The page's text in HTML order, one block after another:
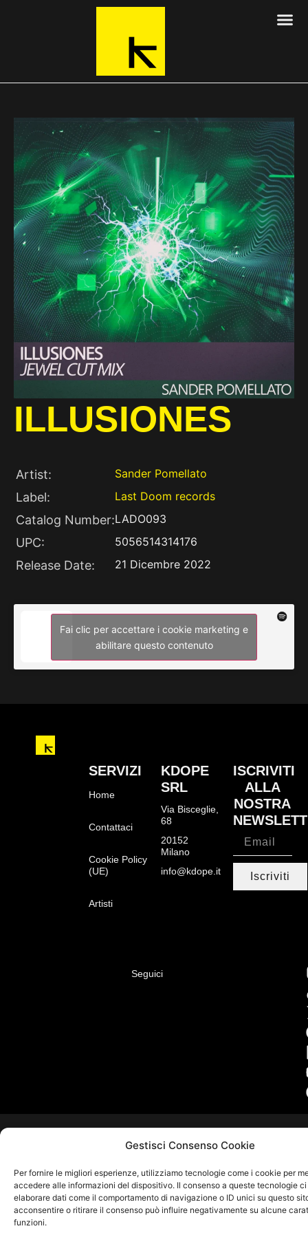
Gestisci Consenso Cookie
Per fornire le migliori esperienze, utilizziamo tecnologie come i cookie per
accedere alle informazioni del dispositivo. Il consenso a queste tecnologie
elaborare dati come il comportamento di navigazione o ID unici su questo
acconsentire o ritirare il consenso può influire negativamente su alcune
funzioni.
ILLUSIONES
Artist: Sander Pomellato
Label: Last Doom records
Catalog Number:LADO093
UPC: 5056514314176
Release Date: 21 Dicembre 2022
Fai clic per accettare i cookie marketing e
abilitare questo contenuto
SERVIZI
Home
Contattaci
Cookie Policy
(UE)
Artisti
KDOPE
SRL
Via Bisceglie,
68
20152
Milano
info@kdope.it
ISCRIVITI
ALLA
NOSTRA
Iscriviti
Seguici